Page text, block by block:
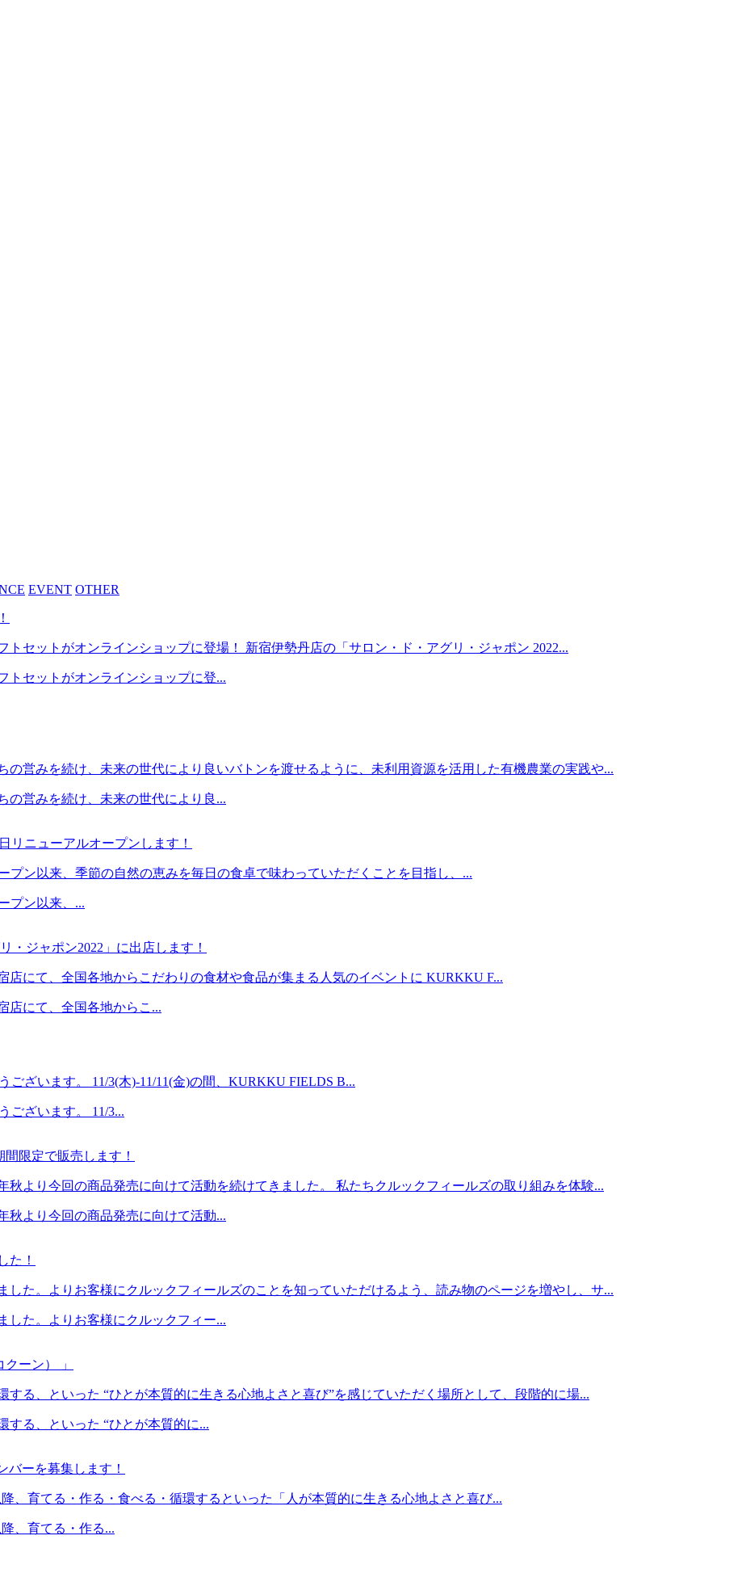
EVENT OTHER
セットがオンラインショップに登場！ 新宿伊勢丹店の「サロン・ド・アグリ・ジャポン 2022...
トセットがオンラインショップに登...
の営みを続け、未来の世代により良いバトンを渡せるように、未利用資源を活用した有機農業の実践や...
の営みを続け、未来の世代により良...
リニューアルオープンします！
プン以来、季節の自然の恵みを毎日の食卓で味わっていただくことを目指し、...
プン以来、...
・ジャポン2022」に出店します！
店にて、全国各地からこだわりの食材や食品が集まる人気のイベントに KURKKU F...
店にて、全国各地からこ...
ざいます。 11/3(木)-11/11(金)の間、KURKKU FIELDS B...
ございます。 11/3...
限定で販売します！
より今回の商品発売に向けて活動を続けてきました。 私たちクルックフィールズの取り組みを体験...
秋より今回の商品発売に向けて活動...
た！
した。よりお客様にクルックフィールズのことを知っていただけるよう、読み物のページを増やし、サ...
した。よりお客様にクルックフィー...
ーン） 」
る、といった “ひとが本質的に生きる心地よさと喜び”を感じていただく場所として、段階的に場...
する、といった “ひとが本質的に...
バーを募集します！
、育てる・作る・食べる・循環するといった「人が本質的に生きる心地よさと喜び...
、育てる・作る...